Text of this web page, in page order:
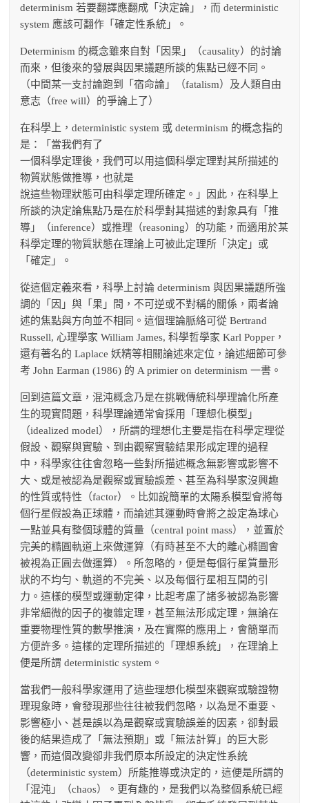
determinism 若要翻譯應翻成「決定論」，而 deterministic
system 應該可翻作「確定性系統」。
Determinism 的概念雖來自對「因果」（causality）的討論
而來，但後來的發展與因果議題所談的焦點已經不同。
（中間某一支討論跑到「宿命論」（fatalism）及人類自由
意志（free will）的爭論上了）
在科學上，deterministic system 或 determinism 的概念指的
是：「當我們有了
一個科學定理後，我們可以用這個科學定理對其所描述的
物質狀態做推導，也就是
說這些物理狀態可由科學定理所確定。」因此，在科學上
所談的決定論焦點乃是在於科學對其描述的對象具有「推
導」（inference）或推理（reasoning）的功能，而適用於某
科學定理的物質狀態在理論上可被此定理所「決定」或
「確定」。
從這個定義來看，科學上討論 determinism 與因果議題所強
調的「因」與「果」間，不可逆或不對稱的關係，兩者論
述的焦點與方向並不相同。這個理論脈絡可從 Bertrand
Russell, 心理學家 William James, 科學哲學家 Karl Popper，
還有著名的 Laplace 妖精等相關論述來定位，論述細節可參
考 John Earman (1986) 的 A primier on determinism 一書。
回到這篇文章，混沌概念乃是在挑戰傳統科學理論化所產
生的現實問題，科學理論通常會採用「理想化模型」
（idealized model），所謂的理想化主要是指在科學定理從
假設、觀察與實驗、到由觀察實驗結果形成定理的過程
中，科學家往往會忽略一些對所描述概念無影響或影響不
大、或是被認為是觀察或實驗誤差、甚至為科學家沒興趣
的性質或特性（factor）。比如說簡單的太陽系模型會將每
個行星假設為正球體，而論述其運動時會將之設定為球心
一點並具有整個球體的質量（central point mass），並置於
完美的橢圓軌道上來做運算（有時甚至不大的離心橢圓會
被視為正圓去做運算）。所忽略的，便是每個行星質量形
狀的不均勻、軌道的不完美、以及每個行星相互間的引
力。這樣的模型或運動定律，比起考慮了諸多被認為影響
非常細微的因子的複雜定理，甚至無法形成定理，無論在
重要物理性質的數學推演，及在實際的應用上，會簡單而
方便許多。這樣的定理所描述的「理想系統」，在理論上
便是所謂 deterministic system。
當我們一般科學家運用了這些理想化模型來觀察或驗證物
理現象時，會發現那些往往被我們忽略，以為是不重要、
影響極小、甚是誤以為是觀察或實驗誤差的因素，卻對最
後的結果造成了「無法預期」或「無法計算」的巨大影
響，而這個改變卻非我們原本所設定的決定性系統
（deterministic system）所能推導或決定的，這便是所謂的
「混沌」（chaos）。更有趣的，是我們以為整個系統已經